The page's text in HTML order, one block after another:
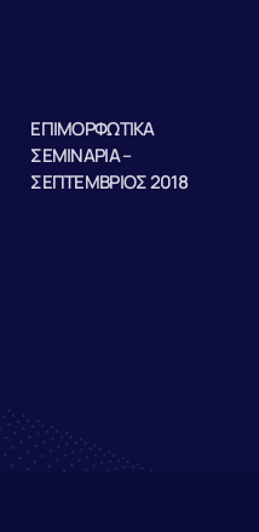
ΕΠΙΜΟΡΦΩΤΙΚΑ
ΣΕΜΙΝΑΡΙΑ –
ΣΕΠΤΕΜΒΡΙΟΣ 2018